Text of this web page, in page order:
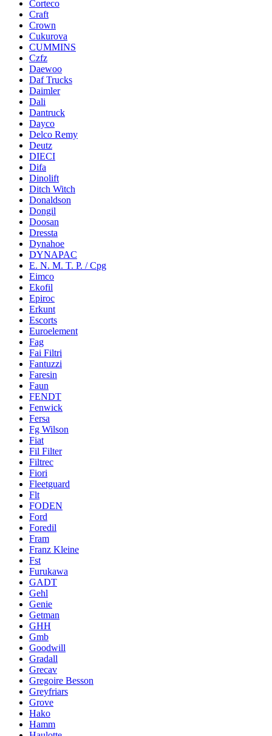
Corteco
Craft
Crown
Cukurova
CUMMINS
Czfz
Daewoo
Daf Trucks
Daimler
Dali
Dantruck
Dayco
Delco Remy
Deutz
DIECI
Difa
Dinolift
Ditch Witch
Donaldson
Dongil
Doosan
Dressta
Dynahoe
DYNAPAC
E. N. M. T. P. / Cpg
Eimco
Ekofil
Epiroc
Erkunt
Escorts
Euroelement
Fag
Fai Filtri
Fantuzzi
Faresin
Faun
FENDT
Fenwick
Fersa
Fg Wilson
Fiat
Fil Filter
Filtrec
Fiori
Fleetguard
Flt
FODEN
Ford
Foredil
Fram
Franz Kleine
Fst
Furukawa
GADT
Gehl
Genie
Getman
GHH
Gmb
Goodwill
Gradall
Grecav
Gregoire Besson
Greyfriars
Grove
Hako
Hamm